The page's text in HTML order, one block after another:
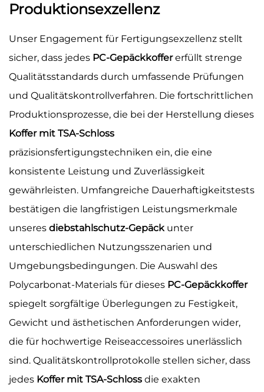
Produktionsexzellenz
Unser Engagement für Fertigungsexzellenz stellt
sicher, dass jedes PC-Gepäckkoffererfüllt strenge
Qualitätsstandards durch umfassende Prüfungen
und Qualitätskontrollverfahren. Die fortschrittlichen
Produktionsprozesse, die bei der Herstellung dieses
Koffer mit TSA-Schloss
präzisionsfertigungstechniken ein, die eine
konsistente Leistung und Zuverlässigkeit
gewährleisten. Umfangreiche Dauerhaftigkeitstests
bestätigen die langfristigen Leistungsmerkmale
unseres diebstahlschutz-Gepäck unter
unterschiedlichen Nutzungsszenarien und
Umgebungsbedingungen. Die Auswahl des
Polycarbonat-Materials für dieses PC-Gepäckkoffer
spiegelt sorgfältige Überlegungen zu Festigkeit,
Gewicht und ästhetischen Anforderungen wider,
die für hochwertige Reiseaccessoires unerlässlich
sind. Qualitätskontrollprotokolle stellen sicher, dass
jedes Koffer mit TSA-Schloss die exakten